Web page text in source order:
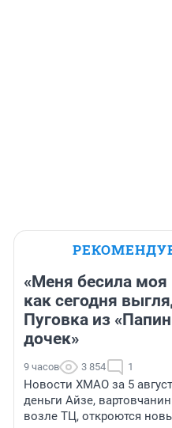
«Меня бесила моя
как сегодня
Пуговка из
дочек»
9 часов 3 854 1
Новости ХМАО за 5
деньги Айзе,
возле ТЦ, откроются